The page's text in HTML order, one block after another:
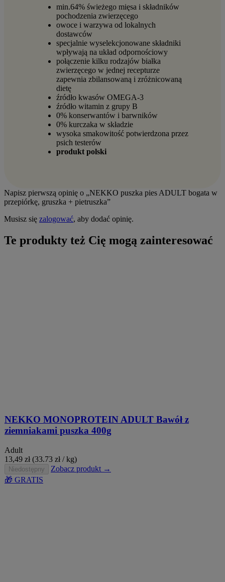
min.64% świeżego mięsa i składników
pochodzenia zwierzęcego
owoce i warzywa od lokalnych
dostawców
specjalnie wyselekcjonowane składniki
wpływają na układ odpornościowy
połączenie kilku rodzajów białka
zwierzęcego w jednej recepturze
zapewnia zbilansowaną i zróżnicowaną
dietę
źródło kwasów OMEGA-3
źródło witamin z grupy B
0% konserwantów i barwników
0% kurczaka w składzie
wysoka smakowitość potwierdzona przez
psich testerów
produkt polski
Napisz pierwszą opinię o „NEKKO puszka pies ADULT bogata w
przepiórkę, gruszka + pietruszka”
Musisz się zalogować, aby dodać opinię.
Te produkty też Cię mogą zainteresować
NEKKO MONOPROTEIN ADULT Bawół z
ziemniakami puszka 400g
Adult
13,49 zł (33.73 zł / kg)
Niedostępny
Zobacz produkt →
🎁 GRATIS